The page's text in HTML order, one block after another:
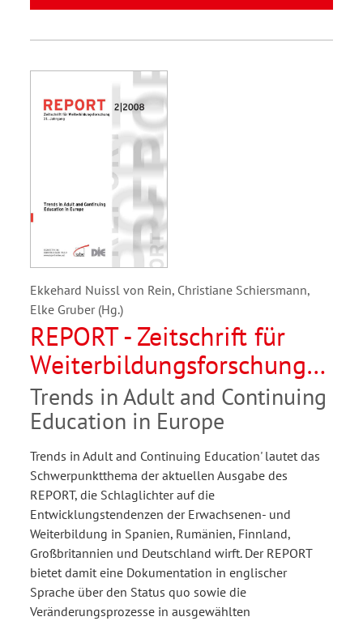
Ekkehard Nuissl von Rein, Christiane Schiersmann,
Elke Gruber (Hg.)
REPORT - Zeitschrift für
Weiterbildungsforschung
02/2008
Trends in Adult and Continuing
Education in Europe
Trends in Adult and Continuing Education' lautet das
Schwerpunktthema der aktuellen Ausgabe des
REPORT, die Schlaglichter auf die
Entwicklungstendenzen der Erwachsenen- und
Weiterbildung in Spanien, Rumänien, Finnland,
Großbritannien und Deutschland wirft. Der REPORT
bietet damit eine Dokumentation in englischer
Sprache über den Status quo sowie die
Veränderungsprozesse in ausgewählten